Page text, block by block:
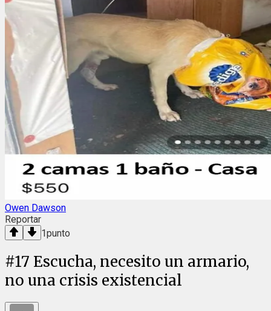
Owen Dawson
Reportar
1punto
#17 Escucha, necesito un armario,
no una crisis existencial